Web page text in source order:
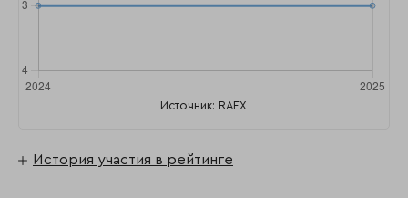
Источник: RAEX
История участия в рейтинге